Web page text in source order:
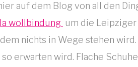
auf dem Blog von all den
la wollbindung um die
nichts in Wege stehen wird.
erwarten wird. Flache